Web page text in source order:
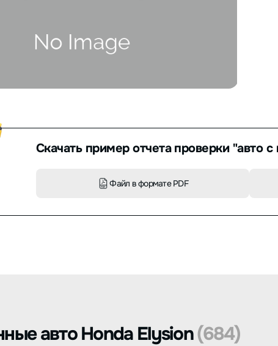
Скачать пример отчета проверки "авто
Файл в формате PDF
авто Honda Elysion(684)